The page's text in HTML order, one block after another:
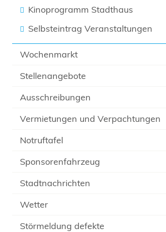
Kinoprogramm Stadthaus
Selbsteintrag Veranstaltungen
Wochenmarkt
Stellenangebote
Ausschreibungen
Vermietungen und Verpachtungen
Notruftafel
Sponsorenfahrzeug
Stadtnachrichten
Wetter
Störmeldung defekte